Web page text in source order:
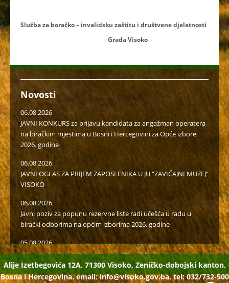
Služba za boračko – invalidsku zaštitu i društvene djelatnosti
Grada Visoko
Novosti
06.08.2026
JAVNI KONKURS za prijavu kandidata za angažman operatera
na biračkim mjestima u Bosni i Hercegovini za Opće izbore
2026. godine
06.08.2026
JAVNI OGLAS ZA PRIJEM ZAPOSLENIKA U JU “ZAVIČAJNI MUZEJ”
VISOKO
06.08.2026
Javni poziv za popunu rezervne liste radi učešća u radu u
birački odborima na općim izborima 2026. godine
05.08.2026
Isplaćena novčana podrška za II kvartal proizvođačima
mlijeka i organske proizvodnje
Alije Izetbegovića 12A, 71300 Visoko, Zeničko-dobojski kanton,
Bosna i Hercegovina. email:info@visoko.gov.ba.tel: 032/732-500